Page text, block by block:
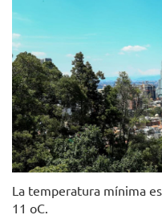
La temperatura mínima
11 oC.